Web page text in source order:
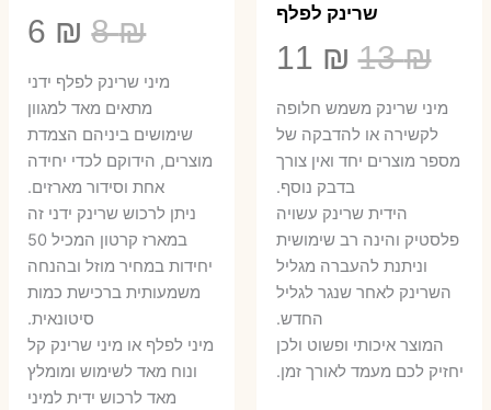
שרינק לפלף
13₪
המחיר
המקורי
היה:
13 ₪.
11 ₪
הוא:
​מיני שרינק משמש חלופה
לקשירה או להדבקה של
מספר מוצרים יחד ואין צורך
בדבק נוסף.
הידית שרינק עשויה
פלסטיק והינה רב שימושית
וניתנת להעברה מגליל
השרינק לאחר שנגר לגליל
החדש.
המוצר איכותי ופשוט ולכן
יחזיק לכם מעמד לאורך זמן.
8₪
היה:
8 ₪.
6 ₪
6 ₪.
מיני שרינק לפלף ידני
מתאים מאד למגוון
שימושים ביניהם הצמדת
מוצרים, הידוקם לכדי יחידה
אחת וסידור מארזים.
ניתן לרכוש שרינק ידני זה
במארז קרטון המכיל 50
יחידות במחיר מוזל ובהנחה
משמעותית ברכישת כמות
סיטונאית.
מיני לפלף או מיני שרינק קל
ונוח מאד לשימוש ומומלץ
מאד לרכוש ידית למיני